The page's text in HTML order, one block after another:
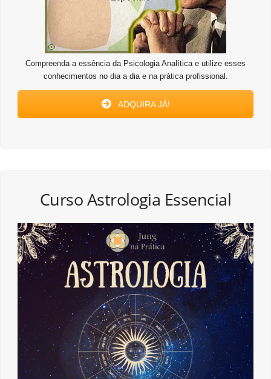
Compreenda a essência da Psicologia Analítica e utilize esses
conhecimentos no dia a dia e na prática profissional.
ADQUIRA JÁ!
Curso Astrologia Essencial